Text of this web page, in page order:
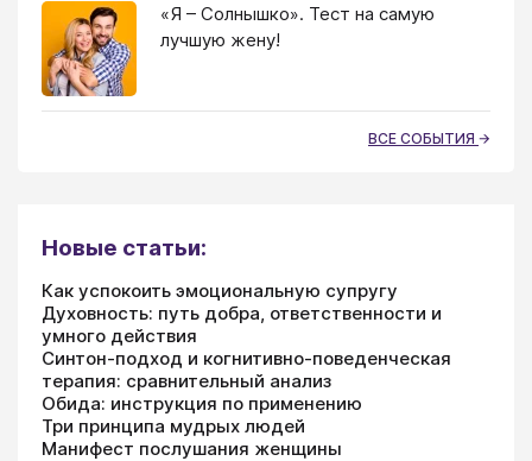
«Я – Солнышко». Тест на самую
лучшую жену!
ВСЕ СОБЫТИЯ
Новые статьи:
Как успокоить эмоциональную супругу
Духовность: путь добра, ответственности и
умного действия
Синтон-подход и когнитивно-поведенческая
терапия: сравнительный анализ
Обида: инструкция по применению
Три принципа мудрых людей
Манифест послушания женщины